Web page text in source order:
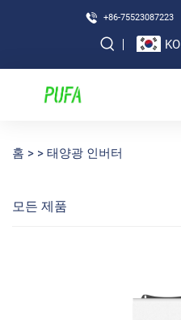
+86-75523087223
KO
홈 > > 태양광 인버터
모든 제품